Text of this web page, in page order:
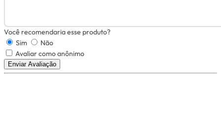
Você recomendaria esse produto?
Sim
Não
Avaliar como anônimo
Enviar Avaliação